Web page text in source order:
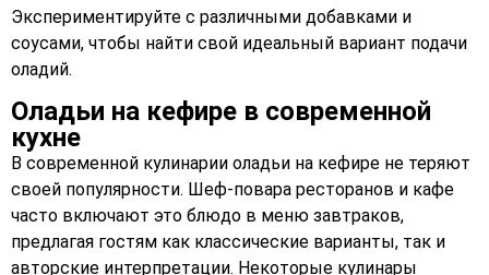
Экспериментируйте с различными добавками и
соусами, чтобы найти свой идеальный вариант подачи
оладий.
Оладьи на кефире в современной
кухне
В современной кулинарии оладьи на кефире не теряют
своей популярности. Шеф-повара ресторанов и кафе
часто включают это блюдо в меню завтраков,
предлагая гостям как классические варианты, так и
авторские интерпретации. Некоторые кулинары